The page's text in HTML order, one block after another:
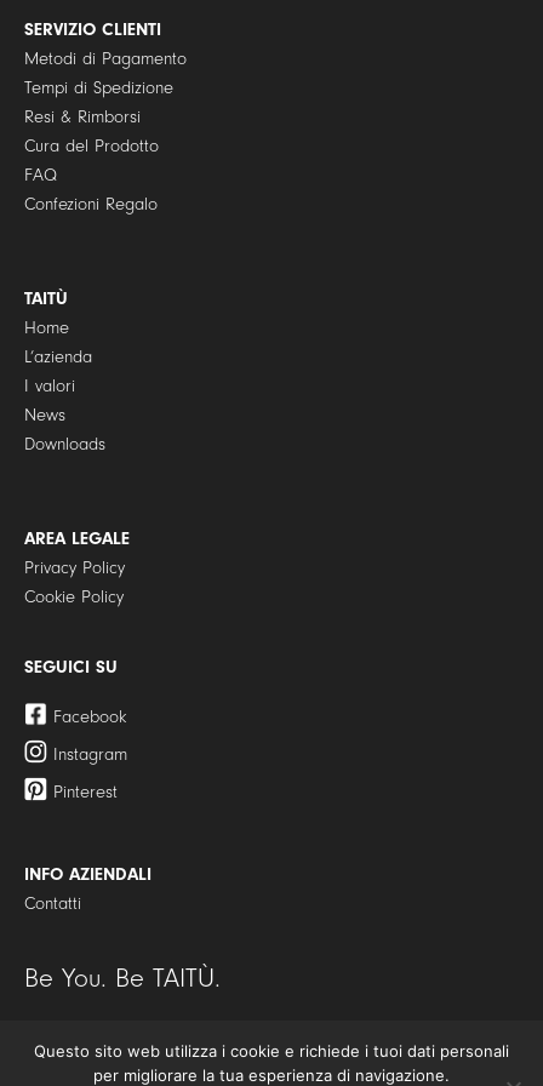
y
*
SERVIZIO CLIENTI
Metodi di Pagamento
Tempi di Spedizione
Resi & Rimborsi
Cura del Prodotto
FAQ
Confezioni Regalo
TAITÙ
Home
L’azienda
I valori
News
Downloads
AREA LEGALE
Privacy Policy
Cookie Policy
SEGUICI SU
Facebook
Instagram
Pinterest
INFO AZIENDALI
Contatti
Be You. Be TAITÙ.
© Copyright 2021 | TAITÙ S.r.l. – Tutti i diritti riservati | P.I./C.F.
Questo sito web utilizza i cookie e richiede i tuoi dati personali
per migliorare la tua esperienza di navigazione.